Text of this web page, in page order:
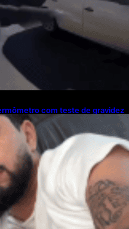
com teste de gravidez
redes sociais